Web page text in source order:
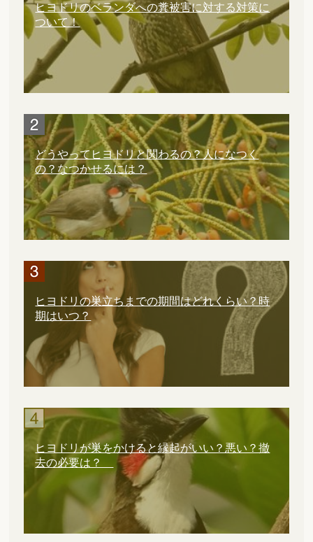
ヒヨドリのベランダへの糞被害に対する対策に
ついて！
どうやってヒヨドリと関わるの？人になつく
の？なつかせるには？
ヒヨドリの巣立ちまでの期間はどれくらい？時
期はいつ？
ヒヨドリが巣をかけると縁起がいい？悪い？撤
去の必要は？